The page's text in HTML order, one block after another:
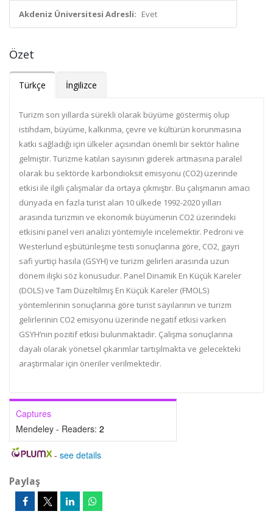
Akdeniz Üniversitesi Adresli: Evet
Özet
Türkçe İngilizce
Turizm son yıllarda sürekli olarak büyüme göstermiş olup
istihdam, büyüme, kalkınma, çevre ve kültürün korunmasına
katkı sağladığı için ülkeler açısından önemli bir sektör haline
gelmiştir. Turizme katılan sayısının giderek artmasına paralel
olarak bu sektörde karbondioksit emisyonu (CO2) üzerinde
etkisi ile ilgili çalışmalar da ortaya çıkmıştır. Bu çalışmanın amacı
dünyada en fazla turist alan 10 ülkede 1992-2020 yılları
arasında turizmin ve ekonomik büyümenin CO2 üzerindeki
etkisini panel veri analizi yöntemiyle incelemektir. Pedroni ve
Westerlund eşbütünleşme testi sonuçlarına göre, CO2, gayri
safi yurtiçi hasıla (GSYH) ve turizm gelirleri arasında uzun
dönem ilişki söz konusudur. Panel Dinamik En Küçük Kareler
(DOLS) ve Tam Düzeltilmiş En Küçük Kareler (FMOLS)
yöntemlerinin sonuçlarına göre turist sayılarının ve turizm
gelirlerinin CO2 emisyonu üzerinde negatif etkisi varken
GSYH’nın pozitif etkisi bulunmaktadır. Çalışma sonuçlarına
dayalı olarak yönetsel çıkarımlar tartışılmakta ve gelecekteki
araştırmalar için öneriler verilmektedir.
Captures
Mendeley - Readers: 2
- see details
Paylaş